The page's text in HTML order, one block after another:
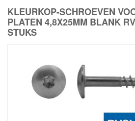
KLEURKOP-SCHROEVEN
PLATEN 4,8X25MM BLANK
STUKS